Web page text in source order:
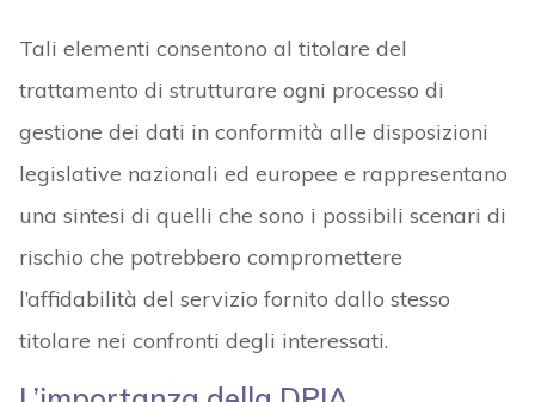
Tali elementi consentono al titolare del
trattamento di strutturare ogni processo di
gestione dei dati in conformità alle disposizioni
legislative nazionali ed europee e rappresentano
una sintesi di quelli che sono i possibili scenari di
rischio che potrebbero compromettere
l’affidabilità del servizio fornito dallo stesso
titolare nei confronti degli interessati.